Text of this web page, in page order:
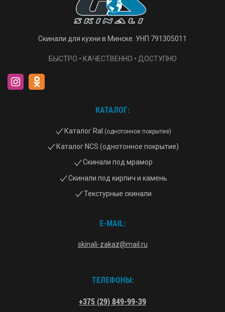
Скинали для кухни в Минске. УНП 791305011
БЫСТРО • КАЧЕСТВЕННО • ДОСТУПНО
КАТАЛОГ:
Каталог Ral (однотонное покрытие)
Каталог NCS (однотонное покрытие)
Скинали под мрамор
Скинали под кирпич и камень
Текстурные скинали
E-MAIL:
skinali-zakaz@mail.ru
ТЕЛЕФОНЫ:
+375 (29) 849-99-39